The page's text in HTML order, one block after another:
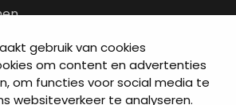
gebruik van cookies
om content en advertenties
om functies voor social media te
websiteverkeer te analyseren.